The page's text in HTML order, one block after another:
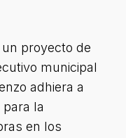
proyecto de
municipal
adhiera a
la
en los